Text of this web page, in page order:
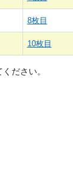
8枚目
10枚目
ださい。